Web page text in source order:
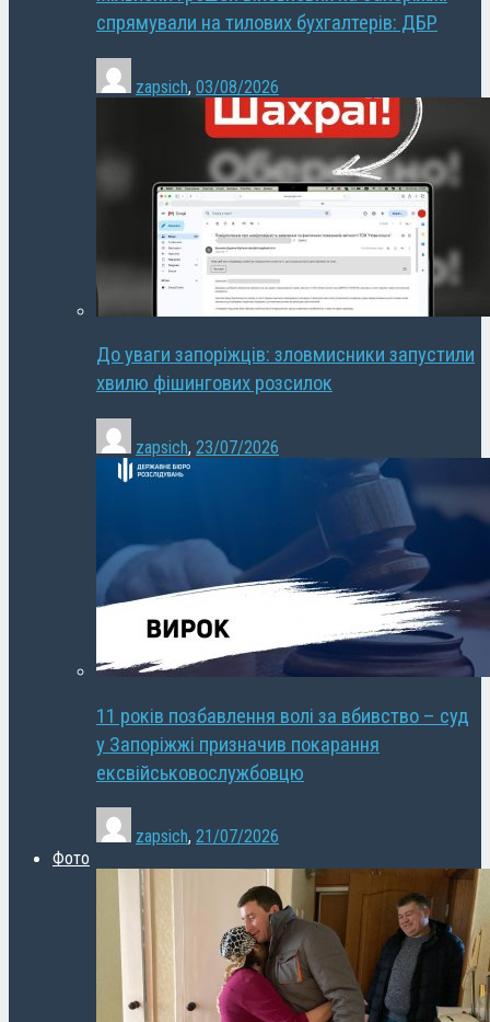
спрямували на тилових бухгалтерів: ДБР
zapsich, 03/08/2026
До уваги запоріжців: зловмисники запустили
хвилю фішингових розсилок
zapsich, 23/07/2026
11 років позбавлення волі за вбивство – суд
у Запоріжжі призначив покарання
ексвійськовослужбовцю
zapsich, 21/07/2026
Фото